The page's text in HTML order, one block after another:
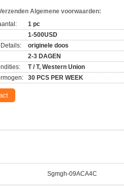
Algemene voorwaarden:
1 pc
1-500USD
originele doos
2-3 DAGEN
T / T, Western Union
30 PCS PER WEEK
Sgmgh-09ACA4C